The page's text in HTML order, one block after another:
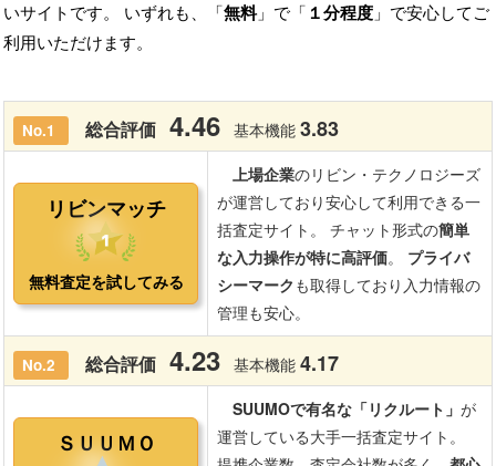
いサイトです。 いずれも、「無料」で「 １分程度 」で安心してご
利用いただけます。